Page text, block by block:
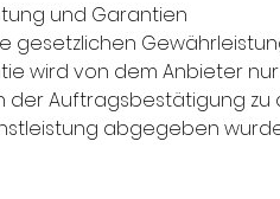
und Garantien
gesetzlichen
wird von dem Anbieter
der Auftragsbestätigung
abgegeben